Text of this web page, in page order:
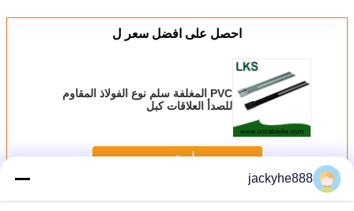
احصل على افضل سعر ل
PVC المغلفة سلم نوع الفولاذ المقاوم
للصدأ العلاقات كبل
استمر
أكثرالفولاذ المقاوم للصدأ كابل التعادل
jackyhe888